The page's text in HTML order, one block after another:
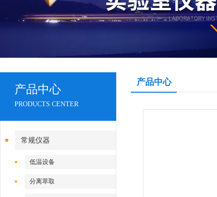
产品中心
PRODUCTS CENTER
常规仪器
低温设备
分离萃取
产品中心